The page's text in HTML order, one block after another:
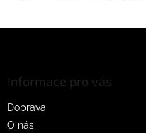
Informace pro vás
Doprava
O nás